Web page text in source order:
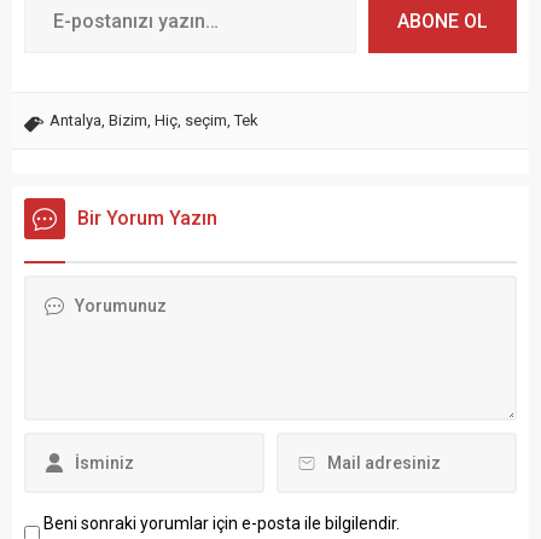
ABONE OL
Antalya, Bizim, Hiç, seçim,Tek
Bir Yorum Yazın
Beni sonraki yorumlar için e-posta ile bilgilendir.